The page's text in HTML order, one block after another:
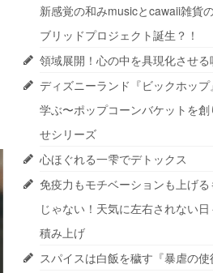
新感覚の和みmusicとcawaii雑貨
ブリッドプロジェクト誕生？！
領域展開！心の中を具現化させる
ディズニーランド『ビックホップ
学ぶ〜ポップコーンバケットを創
せシリーズ
心ほぐれる一雫でデトックス
免疫力もモチベーションも上げる
じゃない！天気に左右されない日
積み上げ
スパイスは白飯を穢す『暴虐の使